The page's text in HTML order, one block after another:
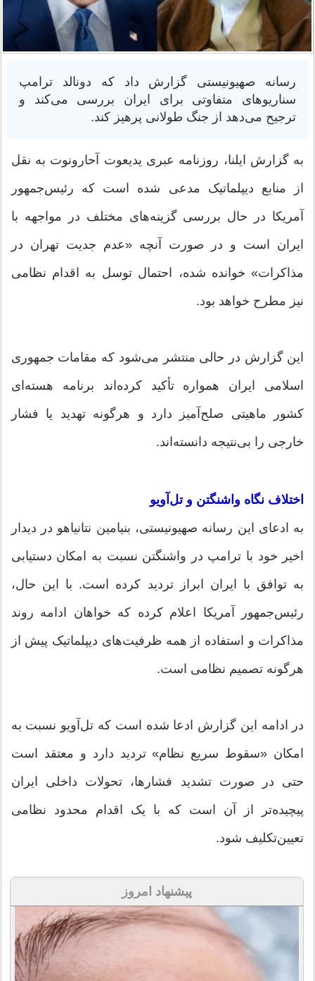
رسانه صهیونیستی گزارش داد که دونالد ترامپ
سناریوهای متفاوتی برای ایران بررسی می‌کند و
ترجیح می‌دهد از جنگ طولانی پرهیز کند.
به گزارش ایلنا، روزنامه عبری یدیعوت آحارونوت به نقل
از منابع دیپلماتیک مدعی شده است که رئیس‌جمهور
آمریکا در حال بررسی گزینه‌های مختلف در مواجهه با
ایران است و در صورت آنچه «عدم جدیت تهران در
مذاکرات» خوانده شده، احتمال توسل به اقدام نظامی
نیز مطرح خواهد بود.
این گزارش در حالی منتشر می‌شود که مقامات جمهوری
اسلامی ایران همواره تأکید کرده‌اند برنامه هسته‌ای
کشور ماهیتی صلح‌آمیز دارد و هرگونه تهدید یا فشار
خارجی را بی‌نتیجه دانسته‌اند.
اختلاف نگاه واشنگتن و تل‌آویو
به ادعای این رسانه صهیونیستی، بنیامین نتانیاهو در دیدار
اخیر خود با ترامپ در واشنگتن نسبت به امکان دستیابی
به توافق با ایران ابراز تردید کرده است. با این حال،
رئیس‌جمهور آمریکا اعلام کرده که خواهان ادامه روند
مذاکرات و استفاده از همه ظرفیت‌های دیپلماتیک پیش از
هرگونه تصمیم نظامی است.
در ادامه این گزارش ادعا شده است که تل‌آویو نسبت به
امکان «سقوط سریع نظام» تردید دارد و معتقد است
حتی در صورت تشدید فشارها، تحولات داخلی ایران
پیچیده‌تر از آن است که با یک اقدام محدود نظامی
تعیین‌تکلیف شود.
پیشنهاد امروز